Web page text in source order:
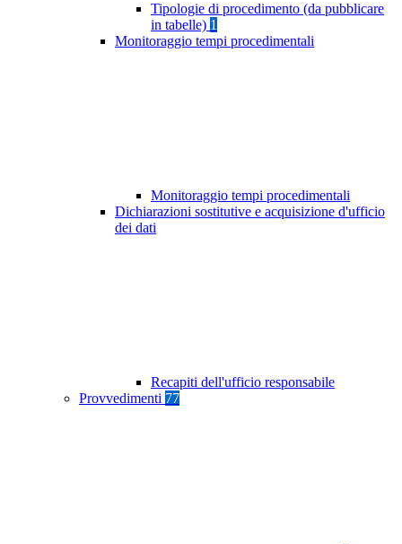
Tipologie di procedimento (da pubblicare
in tabelle) 1
Monitoraggio tempi procedimentali
Monitoraggio tempi procedimentali
Dichiarazioni sostitutive e acquisizione d'ufficio
dei dati
Recapiti dell'ufficio responsabile
Provvedimenti 77